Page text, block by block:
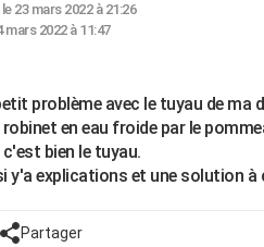
23 mars 2022 à 21:26
mars 2022 à 11:47
problème avec le tuyau de ma
en eau froide par le
bien le tuyau.
y'a explications et une solution à
Partager